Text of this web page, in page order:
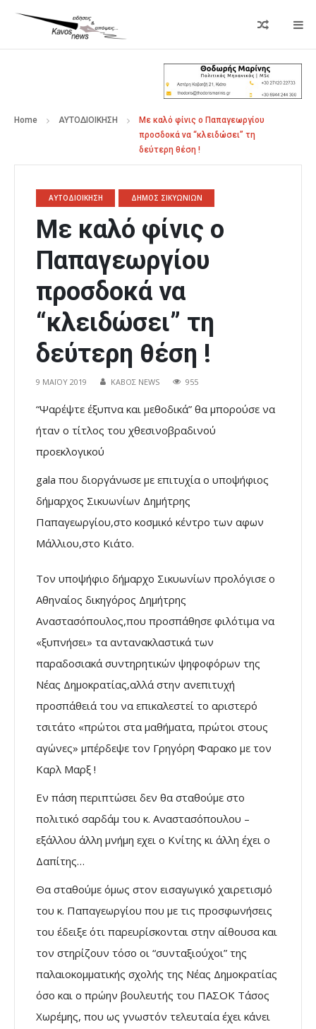
Home ΑΥΤΟΔΙΟΙΚΗΣΗ
Με καλό φίνις ο Παπαγεωργίου
προσδοκά να “κλειδώσει” τη
δεύτερη θέση !
ΑΥΤΟΔΙΟΙΚΗΣΗ ΔΗΜΟΣ ΣΙΚΥΩΝΙΩΝ
Με καλό φίνις ο
Παπαγεωργίου
προσδοκά να
“κλειδώσει” τη
δεύτερη θέση !
9 ΜΑΪ́ΟΥ 2019 ΚΑΒΟΣ NEWS 955
“Ψαρέψτε έξυπνα και μεθοδικά” θα μπορούσε να
ήταν ο τίτλος του χθεσινοβραδινού
προεκλογικού
gala που διοργάνωσε με επιτυχία ο υποψήφιος
δήμαρχος Σικυωνίων Δημήτρης
Παπαγεωργίου,στο κοσμικό κέντρο των αφων
Μάλλιου,στο Κιάτο.
Τον υποψήφιο δήμαρχο Σικυωνίων προλόγισε ο
Αθηναίος δικηγόρος Δημήτρης
Αναστασόπουλος,που προσπάθησε φιλότιμα να
«ξυπνήσει» τα αντανακλαστικά των
παραδοσιακά συντηρητικών ψηφοφόρων της
Νέας Δημοκρατίας,αλλά στην ανεπιτυχή
προσπάθειά του να επικαλεστεί το αριστερό
τσιτάτο «πρώτοι στα μαθήματα, πρώτοι στους
αγώνες» μπέρδεψε τον Γρηγόρη Φαρακο με τον
Καρλ Μαρξ !
Εν πάση περιπτώσει δεν θα σταθούμε στο
πολιτικό σαρδάμ του κ. Αναστασόπουλου –
εξάλλου άλλη μνήμη εχει ο Κνίτης κι άλλη έχει ο
Δαπίτης…
Θα σταθούμε όμως στον εισαγωγικό χαιρετισμό
του κ. Παπαγεωργίου που με τις προσφωνήσεις
του έδειξε ότι παρευρίσκονται στην αίθουσα και
τον στηρίζουν τόσο οι “συνταξιούχοι” της
παλαιοκομματικής σχολής της Νέας Δημοκρατίας
όσο και ο πρώην βουλευτής του ΠΑΣΟΚ Τάσος
Χωρέμης, που ως γνωστόν τελευταία έχει κάνει